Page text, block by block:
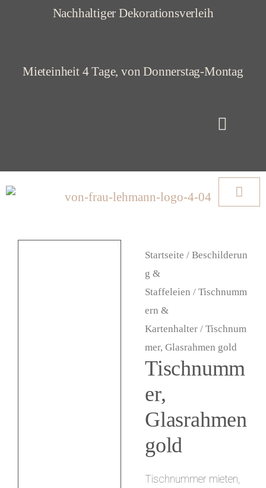
l
Nachhaltiger Dekorationsverleih
Mieteinheit 4 Tage, von Donnerstag-Montag
Startseite / Beschilderun
g &
Staffeleien / Tischnumm
ern &
Kartenhalter / Tischnum
mer, Glasrahmen gold
Tischnumm
er,
Glasrahmen
gold
Tischnummer mieten,